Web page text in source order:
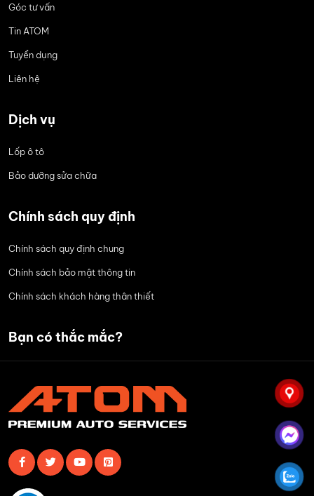
Góc tư vấn
Tin ATOM
Tuyển dụng
Liên hệ
Dịch vụ
Lốp ô tô
Bảo dưỡng sửa chữa
Chính sách quy định
Chính sách quy định chung
Chính sách bảo mật thông tin
Chính sách khách hàng thân thiết
Bạn có thắc mắc?